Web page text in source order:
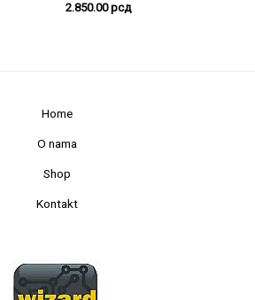
2.850.00рсд
Home
O nama
Shop
Kontakt